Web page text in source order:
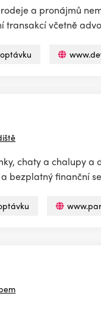
a pronájmů
transakcí včetně
chaty a chalupy
bezplatný finanční